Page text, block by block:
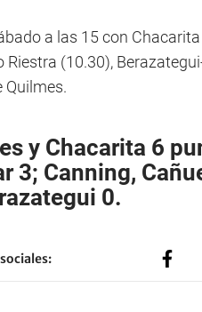
a las 15 con
(10.30),
Quilmes.
y Chacarita 6
3; Canning,
0.